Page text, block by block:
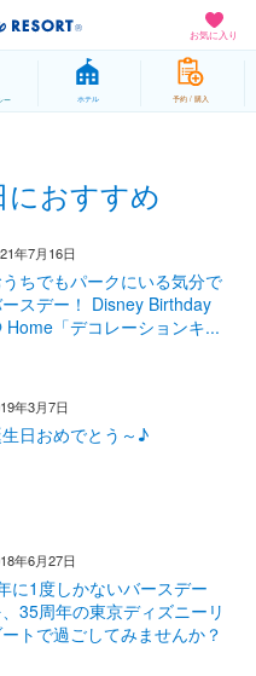
お気に入り
ー ホテル 予約 / 購入
におすすめ
年7月16日
ちでもパークにいる気分で
スデー！ Disney Birthday
Home「デコレーションキ...
年3月7日
日おめでとう～♪
年6月27日
に1度しかないバースデー
35周年の東京ディズニーリ
トで過ごしてみませんか？